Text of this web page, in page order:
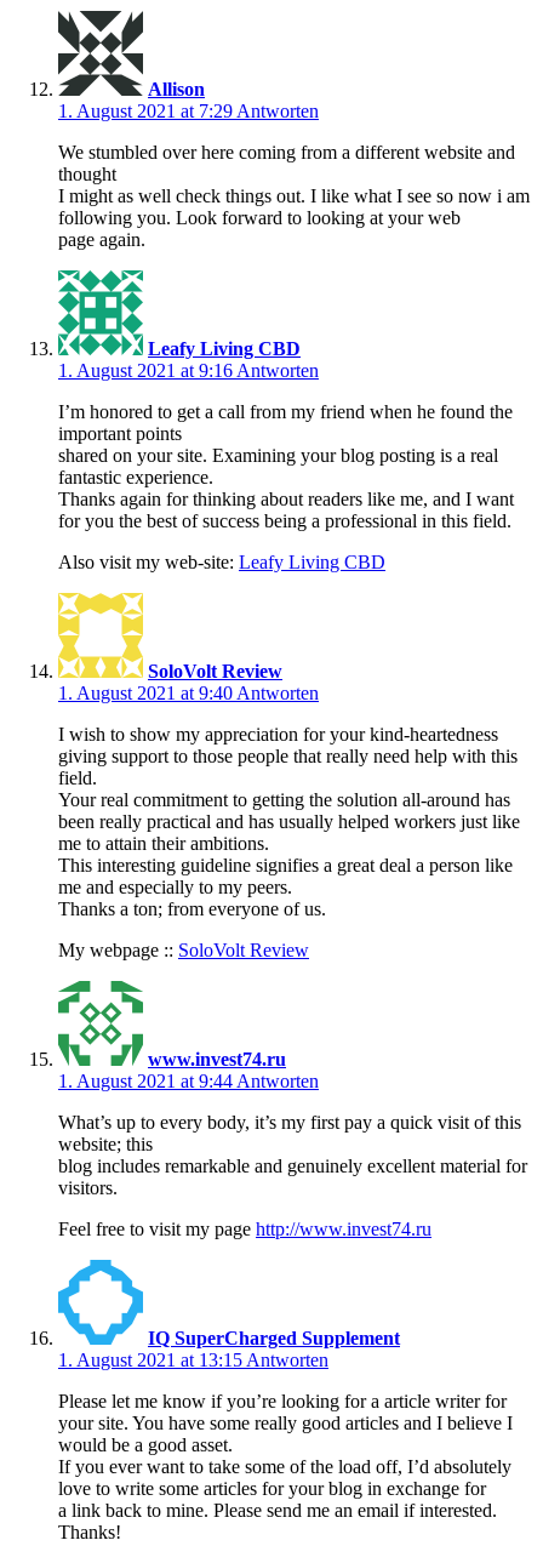
Allison
1. August 2021 at 7:29 Antworten
We stumbled over here coming from a different website and
thought
I might as well check things out. I like what I see so now i am
following you. Look forward to looking at your web
page again.
Leafy Living CBD
1. August 2021 at 9:16 Antworten
I’m honored to get a call from my friend when he found the
important points
shared on your site. Examining your blog posting is a real
fantastic experience.
Thanks again for thinking about readers like me, and I want
for you the best of success being a professional in this field.
Also visit my web-site: Leafy Living CBD
SoloVolt Review
1. August 2021 at 9:40 Antworten
I wish to show my appreciation for your kind-heartedness
giving support to those people that really need help with this
field.
Your real commitment to getting the solution all-around has
been really practical and has usually helped workers just like
me to attain their ambitions.
This interesting guideline signifies a great deal a person like
me and especially to my peers.
Thanks a ton; from everyone of us.
My webpage :: SoloVolt Review
www.invest74.ru
1. August 2021 at 9:44 Antworten
What’s up to every body, it’s my first pay a quick visit of this
website; this
blog includes remarkable and genuinely excellent material for
visitors.
Feel free to visit my page http://www.invest74.ru
IQ SuperCharged Supplement
1. August 2021 at 13:15 Antworten
Please let me know if you’re looking for a article writer for
your site. You have some really good articles and I believe I
would be a good asset.
If you ever want to take some of the load off, I’d absolutely
love to write some articles for your blog in exchange for
a link back to mine. Please send me an email if interested.
Thanks!